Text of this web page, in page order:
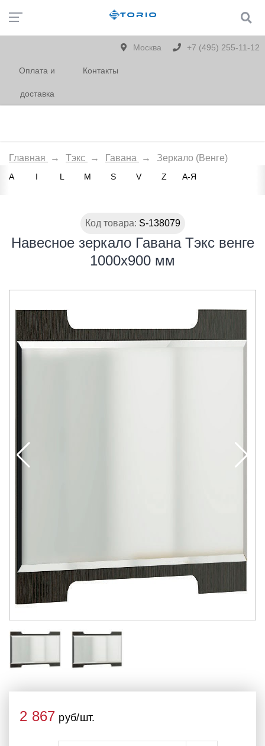
Москва +7 (495) 255-11-12
Оплата и
доставка
Контакты
Главная → Тэкс → Гавана → Зеркало (Венге)
A I L M S V Z А-Я
Код товара: S-138079
Навесное зеркало Гавана Тэкс венге
1000x900 мм
2 867 руб/шт.